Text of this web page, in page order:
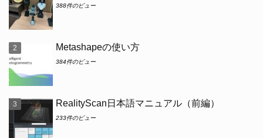
388件のビュー
Metashapeの使い方
384件のビュー
RealityScan日本語マニュアル（前編）
233件のビュー